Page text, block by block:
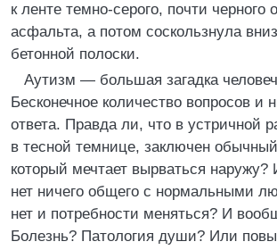
к ленте темно-серого, почти черного
асфальта, а потом соскользнула
бетонной полоски.
Аутизм — большая загадка
Бесконечное количество вопросов и
ответа. Правда ли, что в устричной
в тесной темнице, заключен
который мечтает вырваться наружу?
нет ничего общего с нормальными
нет и потребности меняться? И
Болезнь? Патология души? Или